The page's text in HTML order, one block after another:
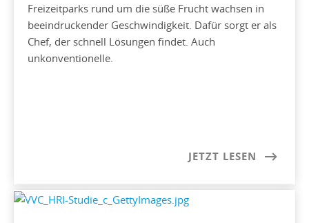
Freizeitparks rund um die süße Frucht wachsen in
beeindruckender Geschwindigkeit. Dafür sorgt er als
Chef, der schnell Lösungen findet. Auch
unkonventionelle.
JETZT LESEN